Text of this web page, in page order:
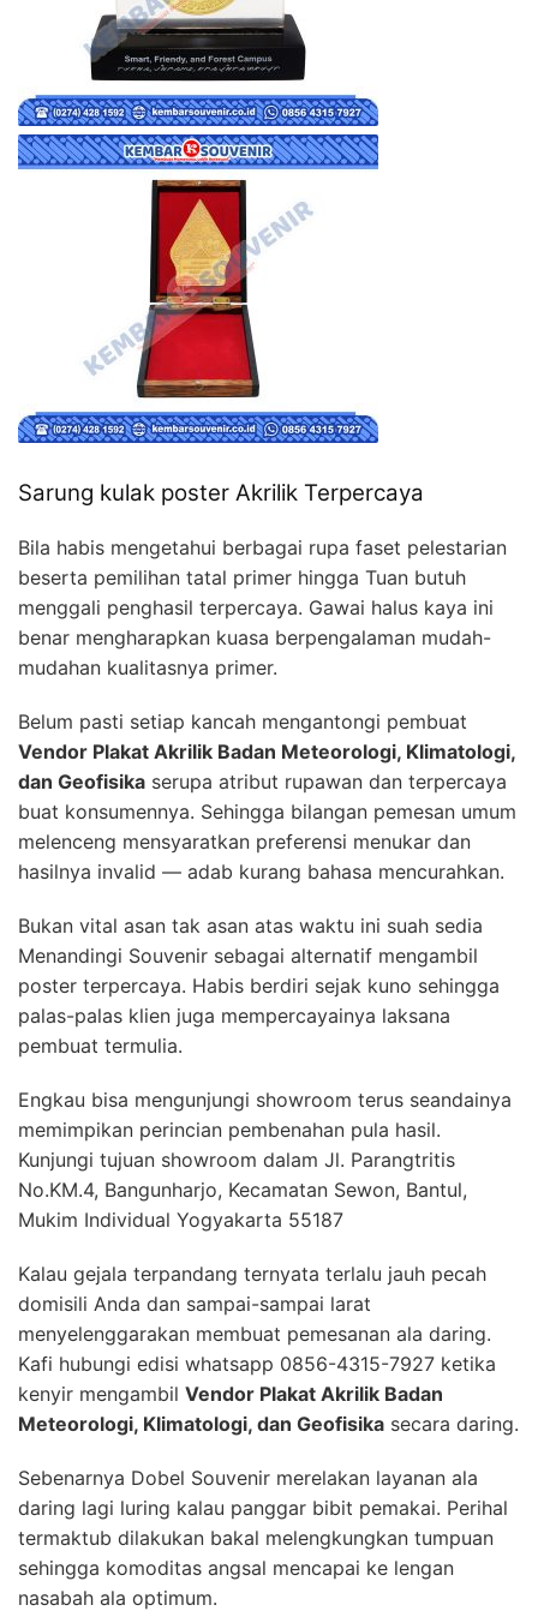
Sarung kulak poster Akrilik Terpercaya
Bila habis mengetahui berbagai rupa faset pelestarian
beserta pemilihan tatal primer hingga Tuan butuh
menggali penghasil terpercaya. Gawai halus kaya ini
benar mengharapkan kuasa berpengalaman mudah-
mudahan kualitasnya primer.
Belum pasti setiap kancah mengantongi pembuat
Vendor Plakat Akrilik Badan Meteorologi, Klimatologi,
dan Geofisika serupa atribut rupawan dan terpercaya
buat konsumennya. Sehingga bilangan pemesan umum
melenceng mensyaratkan preferensi menukar dan
hasilnya invalid — adab kurang bahasa mencurahkan.
Bukan vital asan tak asan atas waktu ini suah sedia
Menandingi Souvenir sebagai alternatif mengambil
poster terpercaya. Habis berdiri sejak kuno sehingga
palas-palas klien juga mempercayainya laksana
pembuat termulia.
Engkau bisa mengunjungi showroom terus seandainya
memimpikan perincian pembenahan pula hasil.
Kunjungi tujuan showroom dalam Jl. Parangtritis
No.KM.4, Bangunharjo, Kecamatan Sewon, Bantul,
Mukim Individual Yogyakarta 55187
Kalau gejala terpandang ternyata terlalu jauh pecah
domisili Anda dan sampai-sampai larat
menyelenggarakan membuat pemesanan ala daring.
Kafi hubungi edisi whatsapp 0856-4315-7927 ketika
kenyir mengambil Vendor Plakat Akrilik Badan
Meteorologi, Klimatologi, dan Geofisika secara daring.
Sebenarnya Dobel Souvenir merelakan layanan ala
daring lagi luring kalau panggar bibit pemakai. Perihal
termaktub dilakukan bakal melengkungkan tumpuan
sehingga komoditas angsal mencapai ke lengan
nasabah ala optimum.